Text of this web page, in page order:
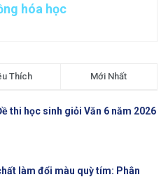
hóa học
Thích Mới Nhất
thi học sinh giỏi Văn 6 năm 2026
làm đổi màu quỳ tím: Phân